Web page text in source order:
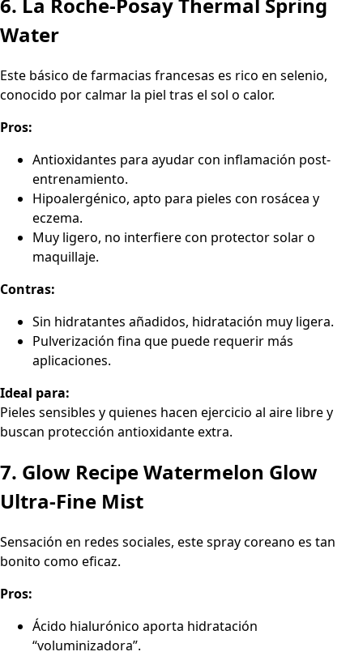
6. La Roche-Posay Thermal Spring
Water
Este básico de farmacias francesas es rico en selenio,
conocido por calmar la piel tras el sol o calor.
Pros:
Antioxidantes para ayudar con inflamación post-
entrenamiento.
Hipoalergénico, apto para pieles con rosácea y
eczema.
Muy ligero, no interfiere con protector solar o
maquillaje.
Contras:
Sin hidratantes añadidos, hidratación muy ligera.
Pulverización fina que puede requerir más
aplicaciones.
Ideal para:
Pieles sensibles y quienes hacen ejercicio al aire libre y
buscan protección antioxidante extra.
7. Glow Recipe Watermelon Glow
Ultra-Fine Mist
Sensación en redes sociales, este spray coreano es tan
bonito como eficaz.
Pros:
Ácido hialurónico aporta hidratación
“voluminizadora”.